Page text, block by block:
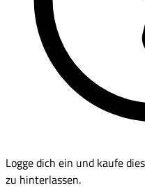
Logge dich ein und kaufe
zu hinterlassen.